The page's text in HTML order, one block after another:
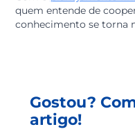
Na credi&gente,
para uma vida
em educação, está